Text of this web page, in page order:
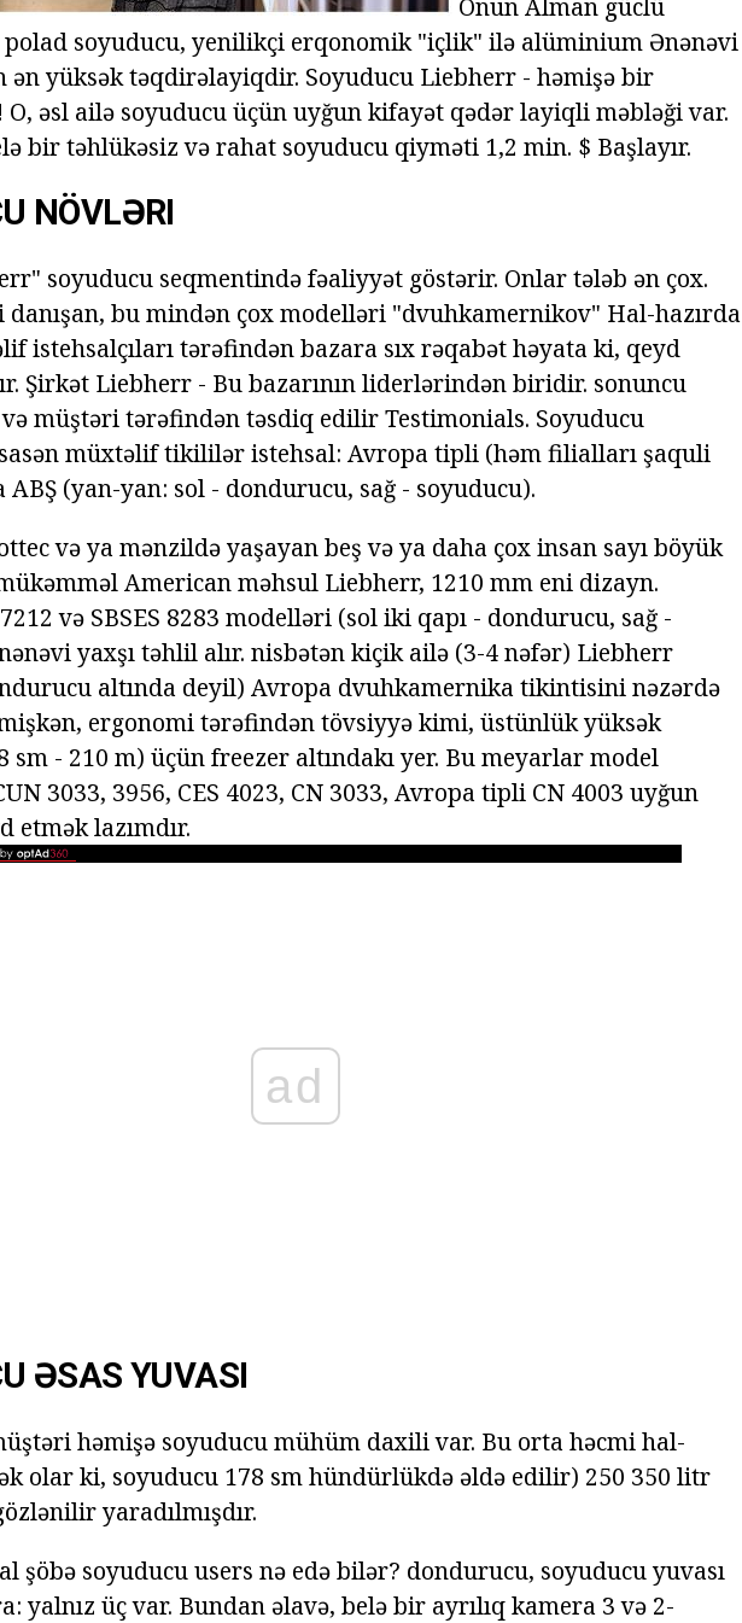
Onun Alman güclü
soyuducu, yenilikçi erqonomik "içlik" ilə alüminium Ənənəvi
ən yüksək təqdirəlayiqdir. Soyuducu Liebherr - həmişə bir
əsl ailə soyuducu üçün uyğun kifayət qədər layiqli məbləği var.
bir təhlükəsiz və rahat soyuducu qiyməti 1,2 min. $ Başlayır.
NÖVLƏRI
soyuducu seqmentində fəaliyyət göstərir. Onlar tələb ən çox.
bu mindən çox modelləri "dvuhkamernikov" Hal-hazırda
istehsalçıları tərəfindən bazara sıx rəqabət həyata ki, qeyd
Şirkət Liebherr - Bu bazarının liderlərindən biridir. sonuncu
müştəri tərəfindən təsdiq edilir Testimonials. Soyuducu
müxtəlif tikililər istehsal: Avropa tipli (həm filialları şaquli
(yan-yan: sol - dondurucu, sağ - soyuducu).
və ya mənzildə yaşayan beş və ya daha çox insan sayı böyük
American məhsul Liebherr, 1210 mm eni dizayn.
və SBSES 8283 modelləri (sol iki qapı - dondurucu, sağ -
yaxşı təhlil alır. nisbətən kiçik ailə (3-4 nəfər) Liebherr
altında deyil) Avropa dvuhkamernika tikintisini nəzərdə
ergonomi tərəfindən tövsiyyə kimi, üstünlük yüksək
sm - 210 m) üçün freezer altındakı yer. Bu meyarlar model
3033, 3956, CES 4023, CN 3033, Avropa tipli CN 4003 uyğun
etmək lazımdır.
ad
ƏSAS YUVASI
həmişə soyuducu mühüm daxili var. Bu orta həcmi hal-
olar ki, soyuducu 178 sm hündürlükdə əldə edilir) 250 350 litr
yaradılmışdır.
şöbə soyuducu users nə edə bilər? dondurucu, soyuducu yuvası
yalnız üç var. Bundan əlavə, belə bir ayrılıq kamera 3 və 2-